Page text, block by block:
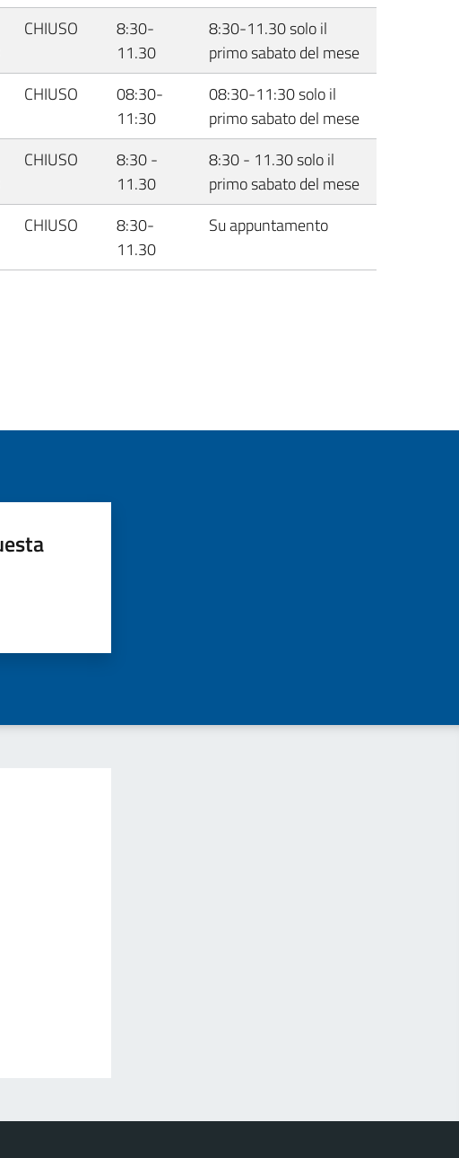
CHIUSO
8:30-
11.30
8:30-11.30 solo il
primo sabato del mese
CHIUSO
08:30-
11:30
08:30-11:30 solo il
primo sabato del mese
CHIUSO
8:30 -
11.30
8:30 - 11.30 solo il
primo sabato del mese
CHIUSO
8:30-
11.30
Su appuntamento